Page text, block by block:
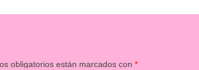
obligatorios están marcados con*